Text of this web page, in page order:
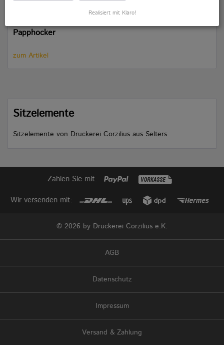
Papphocker
zum Artikel
Sitzelemente
Sitzelemente von Druckerei Corzilius aus Selters
Zahlen Sie mit:
Wir versenden mit:
© 2026 by Druckerei Corzilius e.K.
AGB
Datenschutz
Impressum
Versand & Zahlung
Realisiert mit Klaro!